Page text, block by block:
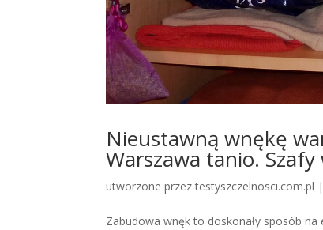
Nieustawną wnękę
Warszawa tanio.
utworzone przeztestyszczelnosci.com.pl
Zabudowa wnęk to doskonały sposób